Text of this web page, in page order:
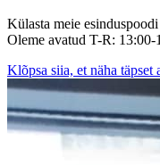
Külasta meie
Oleme avatud T-R:
Klõpsa siia, et näha täpset